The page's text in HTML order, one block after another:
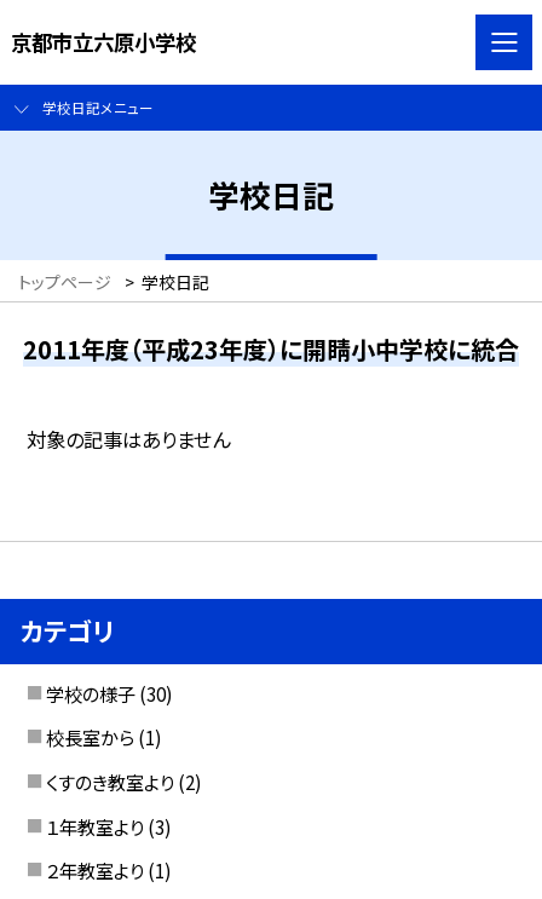
京都市立六原小学校
学校日記メニュー
学校日記
トップページ > 学校日記
2011年度（平成23年度）に開睛小中学校に統合
対象の記事はありません
カテゴリ
学校の様子 (30)
校長室から (1)
くすのき教室より (2)
１年教室より (3)
２年教室より (1)